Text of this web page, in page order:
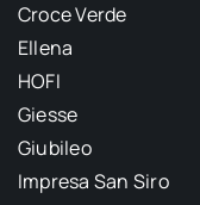
Croce Verde
Ellena
HOFI
Giesse
Giubileo
Impresa San Siro